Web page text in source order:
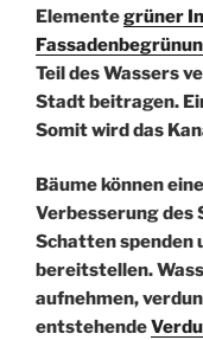
Elementegrüner
Teil des Wassers
Stadt beitragen.
Somit wird das
Bäume können
Verbesserung des
Schatten spenden
bereitstellen.
aufnehmen,
entstehende